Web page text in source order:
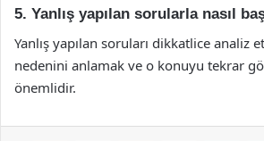
5. Yanlış yapılan sorularla nasıl
Yanlış yapılan soruları dikkatlice analiz
nedenini anlamak ve o konuyu tekrar
önemlidir.